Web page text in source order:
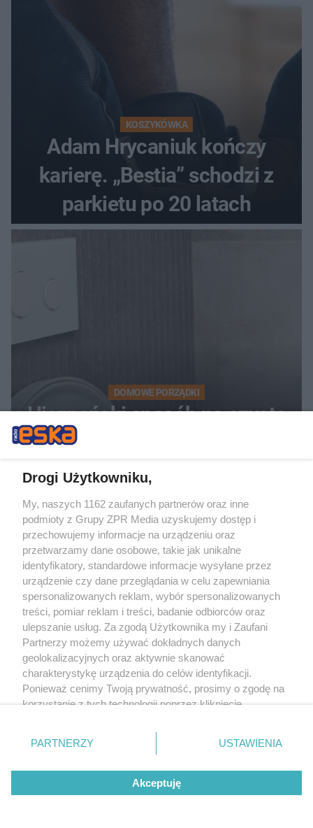
KOSZYKÓWKA
Adam Hrycaniuk kończy
karierę. „Bestia” schodzi z
parkietu po 20 latach
DOMOWE PORZĄDKI
Hiszpański sposób na czystą
toaletę. Rozpuszcza kamień i
osady przez noc
RZADKIE IMIONA
To imię brzmi jak nazwa
europejskiego kraju. W
Polsce nosi je zaledwie 3
kobiety
Drogi Użytkowniku,
My, naszych 1162 zaufanych partnerów oraz inne
podmioty z Grupy ZPR Media uzyskujemy dostęp i
przechowujemy informacje na urządzeniu oraz
przetwarzamy dane osobowe, takie jak unikalne
identyfikatory, standardowe informacje wysyłane przez
urządzenie czy dane przeglądania w celu zapewniania
spersonalizowanych reklam, wybór spersonalizowanych
treści, pomiar reklam i treści, badanie odbiorców oraz
ulepszanie usług. Za zgodą Użytkownika my i Zaufani
Partnerzy możemy używać dokładnych danych
geolokalizacyjnych oraz aktywnie skanować
charakterystykę urządzenia do celów identyfikacji.
Ponieważ cenimy Twoją prywatność, prosimy o zgodę na
korzystanie z tych technologii poprzez kliknięcie
zmienić/wycofać klikając przycisk ustawień prywatności
znajdujący się w lewym dolnym rogu strony
rodzaje przetwarzania danych nie wymagają zgody
użytkownika, ale masz prawo sprzeciwić się takiemu
przetwarzaniu. Preferencje będą miały zastosowanie tylko
PARTNERZY USTAWIENIA
Akceptuję